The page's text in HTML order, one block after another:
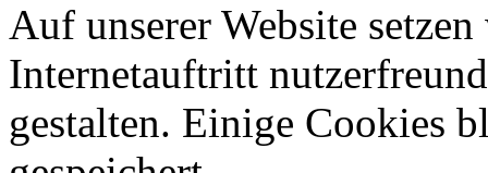
Auf unserer Website
Internetauftritt
gestalten. Einige Cookies